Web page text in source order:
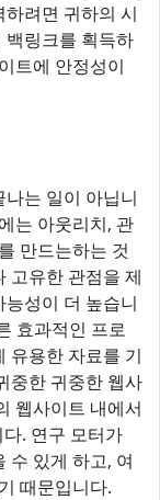
려면 귀하의 시
백링크를 획득하
트에 안정성이
는 일이 아닙니
는 아웃리치, 관
만드는하는 것
고유한 관점을 제
성이 더 높습니
효과적인 프로
유용한 자료를 기
중한 귀중한 웹사
웹사이트 내에서
. 연구 모터가
수 있게 하고, 여
때문입니다.